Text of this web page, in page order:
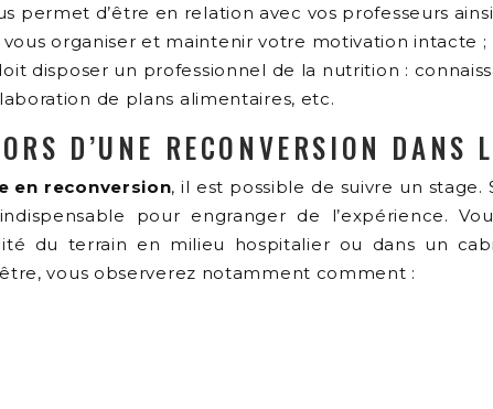
permet d’être en relation avec vos professeurs
organiser et maintenir votre motivation intacte ;
disposer un professionnel de la nutrition :
de plans alimentaires, etc.
D’UNE RECONVERSION
en reconversion, il est possible de suivre un
pour engranger de l’expérience.
du terrain en milieu hospitalier ou dans un
vous observerez notamment comment :